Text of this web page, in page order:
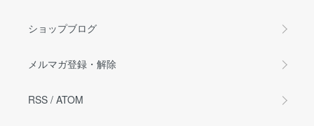
ショップブログ
メルマガ登録・解除
RSS / ATOM